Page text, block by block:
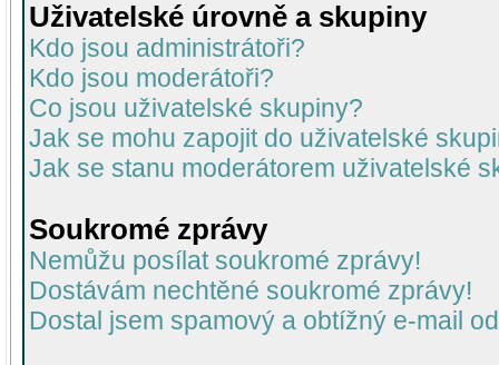
Uživatelské úrovně a skupiny
Kdo jsou administrátoři?
Kdo jsou moderátoři?
Co jsou uživatelské skupiny?
Jak se mohu zapojit do uživatelské
Jak se stanu moderátorem uživatelské
Soukromé zprávy
Nemůžu posílat soukromé zprávy!
Dostávám nechtěné soukromé zprávy!
Dostal jsem spamový a obtížný e-mail